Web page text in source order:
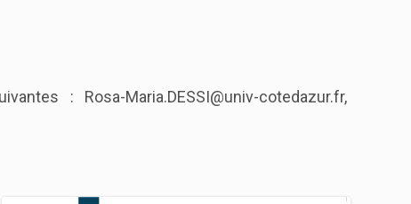
: Rosa-Maria.DESSI@univ-cotedazur.fr,